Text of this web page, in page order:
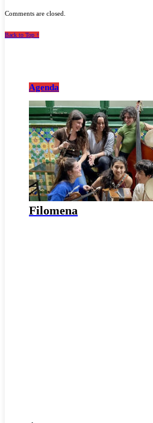
Comments are closed.
Back to Top ↑
Agenda
Filomena